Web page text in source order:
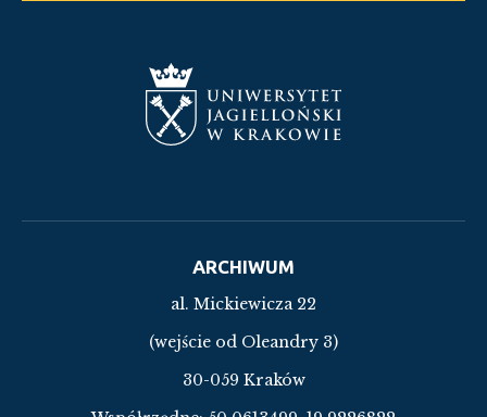
ARCHIWUM
al. Mickiewicza 22
(wejście od Oleandry 3)
30-059 Kraków